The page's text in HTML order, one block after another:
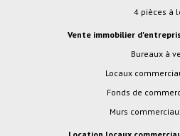
4 pièces à
Vente immobilier
Bureaux à
Locaux
Fonds de
Murs